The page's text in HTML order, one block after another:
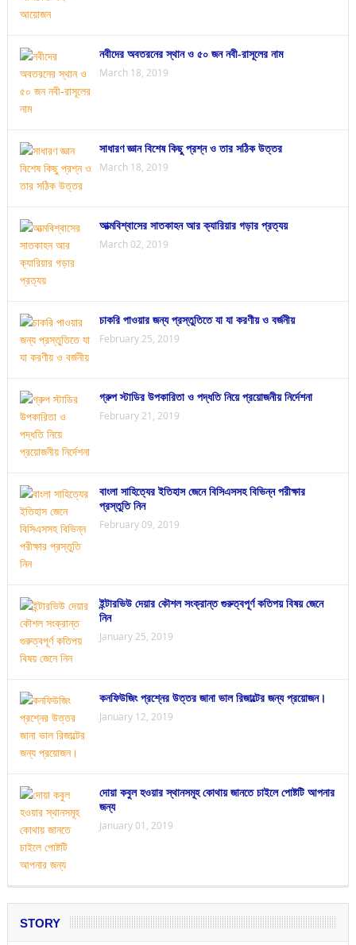
নবীদের অবতরনের স্থান ও ৫০ জন নবী-রাসূলের নাম
March 18, 2019
সাধারণ জ্ঞান বিশেষ কিছু প্রশ্ন ও তার সঠিক উত্তর
March 18, 2019
আত্মবিশ্বাসের সাতকাহন আর ক্যারিয়ার গড়ার প্রত্যয়
March 02, 2019
চাকরি পাওয়ার জন্য প্রস্তুতিতে যা যা করণীয় ও বর্জনীয়
February 25, 2019
গ্রুপ স্টাডির উপকারিতা ও পদ্ধতি নিয়ে প্রয়োজনীয় নির্দেশনা
February 21, 2019
বাংলা সাহিত্যের ইতিহাস জেনে বিসিএসসহ বিভিন্ন পরীক্ষার
প্রস্তুতি নিন
February 09, 2019
ইন্টারভিউ দেয়ার কৌশল সংক্রান্ত গুরুত্বপূর্ণ কতিপয় বিষয় জেনে
নিন
January 25, 2019
কনফিউজিং প্রশ্নের উত্তর জানা ভাল রিজাল্টের জন্য প্রয়োজন।
January 12, 2019
দোয়া কবুল হওয়ার স্থানসমূহ কোথায় জানতে চাইলে পোষ্টটি আপনার
জন্য
January 01, 2019
STORY